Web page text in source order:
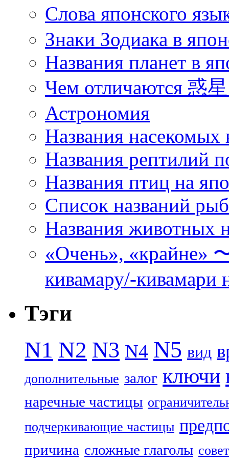
Слова японского
Знаки Зодиака в
Названия планет в
Чем отличаются 惑
Астрономия
Названия насекомых
Названия рептилий
Названия птиц на
Список названий
Названия животных
«Очень», «крайне»
кивамару/-кивамари
Тэги
N1 N2 N3 N4 N5 вид
дополнительные залог ключи
наречные частицы
подчеркивающие частицы
причина сложные глаголы совет